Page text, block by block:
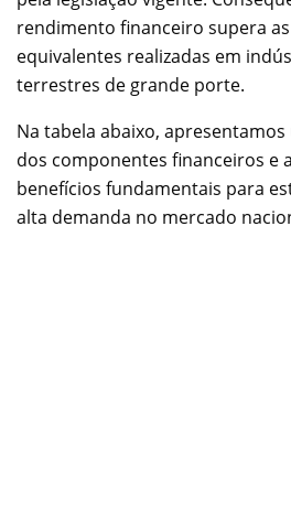
rendimento financeiro supera
equivalentes realizadas em
terrestres de grande porte.
Na tabela abaixo,
dos componentes financeiros e
benefícios fundamentais para
alta demanda no mercado